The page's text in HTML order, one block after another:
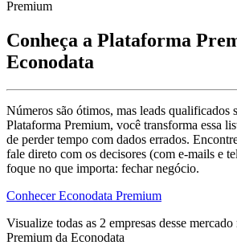
Premium
Conheça a Plataforma
Econodata
Números são ótimos, mas leads qualificados
Plataforma Premium, você transforma essa
de perder tempo com dados errados.
fale direto com os decisores (com e-mails e
foque no que importa: fechar negócio.
Conhecer Econodata Premium
Visualize todas as 2 empresas desse
Premium da Econodata